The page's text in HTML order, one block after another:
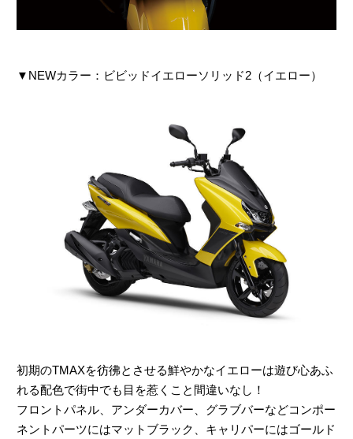
▼NEWカラー：ビビッドイエローソリッド2（イエロー）
初期のTMAXを彷彿とさせる鮮やかなイエローは遊び心あふ
れる配色で街中でも目を惹くこと間違いなし！
フロントパネル、アンダーカバー、グラブバーなどコンポー
ネントパーツにはマットブラック、キャリパーにはゴールド